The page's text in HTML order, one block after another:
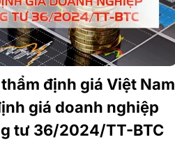
định giá Việt Nam
giá doanh nghiệp
tư 36/2024/TT-BTC